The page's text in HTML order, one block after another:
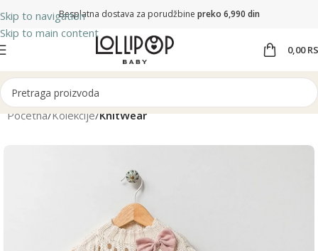
Skip to navigation
Skip to main content
Besplatna dostava za porudžbine preko 6,990 din
0,00
Početna Kolekcije KnitWear